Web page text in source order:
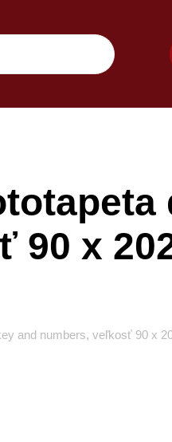
90 x
and numbers, veľkosť 90 x